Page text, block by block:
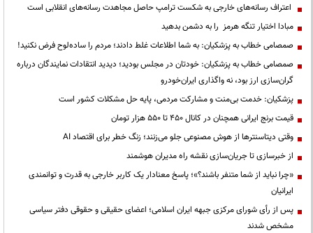
اعتراف رسانه‌های خارجی به شکست ترامپ حاصل مجاهدت رسانه‌های انقلابی است
مبادا اختیار تنگه هرمز را به دشمن بدهید
صمصامی خطاب به پزشکیان: به شما اطلاعات غلط دادند؛ مردم را ساده‌لوح فرض نکنید!
صمصامی خطاب به پزشکیان: خودتان در مجلس بودید؛ دیدید انتقادات نمایندگان درباره
گران‌سازی ارز بود، نه واگذاری ایران‌خودرو
پزشکیان: خدمت بی‌منت و مشارکت مردمی، پایه حل مشکلات کشور است
قیمت‌ برنج ایرانی همچنان در کانال ۴۵۰ تا ۵۵۰ هزار تومان
وقتی دیتاسنترها از هوش مصنوعی جلو می‌زنند؛ زنگ خطر برای اقتصاد AI
از خبرسازی تا جریان‌سازی نقشه راه مدیران هوشمند
«چرا نباید از شما متنفر باشند؟»؛ پاسخ معنادار یک کاربر خارجی به قدرت و توانمندی
ایرانیان
پس از رأی شورای مرکزی جبهه ایران اسلامی؛ اعضای حقیقی و حقوقی دفتر سیاسی
مشخص شدند